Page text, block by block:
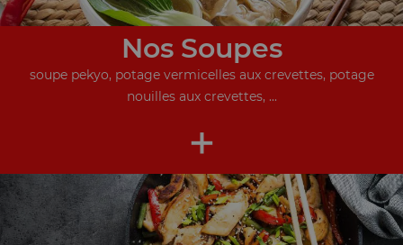
Nos Soupes
soupe pekyo, potage vermicelles aux crevettes, potage
nouilles aux crevettes, ...
+